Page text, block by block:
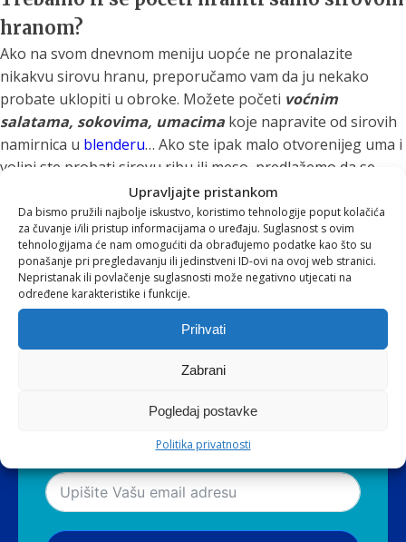
Upravljajte pristankom
Da bismo pružili najbolje iskustvo, koristimo tehnologije poput kolačića
za čuvanje i/ili pristup informacijama o uređaju. Suglasnost s ovim
tehnologijama će nam omogućiti da obrađujemo podatke kao što su
ponašanje pri pregledavanju ili jedinstveni ID-ovi na ovoj web stranici.
Nepristanak ili povlačenje suglasnosti može negativno utjecati na
određene karakteristike i funkcije.
Prihvati
Zabrani
Pogledaj postavke
Politika privatnosti
hranom?
Ako na svom dnevnom meniju uopće ne pronalazite
nikakvu sirovu hranu, preporučamo vam da ju nekako
probate uklopiti u obroke. Možete početi voćnim
salatama, sokovima, umacima koje napravite od sirovih
namirnica u blenderu… Ako ste ipak malo otvorenijeg uma i
voljni ste probati sirovu ribu ili meso, predlažemo da se
prvo uvjerite u kvalitetu namirnica koje kupujete a ne
planirate ih termički obraditi. Na taj način ćete moći uživati
u prednostima koje donosi sirova hrana dok u isto vrijeme
štitite svoje zdravlje od štetnih tvari koje nekuhane
namirnice mogu sadržavati.Tekst napisala: Sara Terzić
Svidjelo vam se za što se
zalažemo i što nudimo?
newslettera* te ostvarite brojne pogodnosti
newsletter, pošaljite nam zahtjev za skidanjem s liste, preko
e-mail adrese podrska@eva.hr